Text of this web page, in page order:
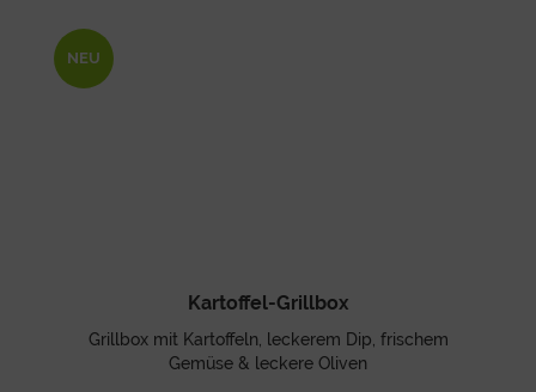
NEU
Kartoffel-Grillbox
Grillbox mit Kartoffeln, leckerem Dip, frischem
Gemüse & leckere Oliven